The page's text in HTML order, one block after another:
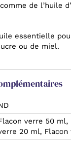
de l’huile
essentielle
ou de miel.
verre 50 ml,
20 ml, Flacon